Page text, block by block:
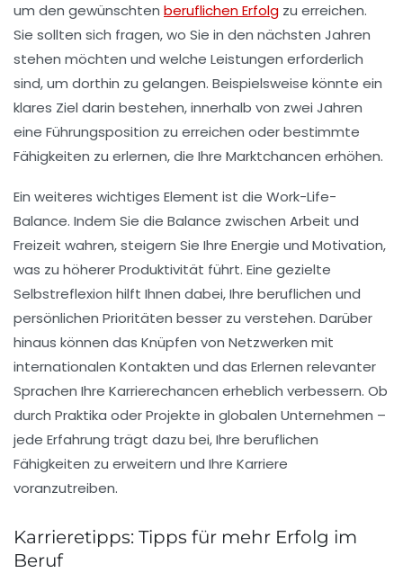
um den gewünschten beruflichen Erfolg zu erreichen.
Sie sollten sich fragen, wo Sie in den nächsten Jahren
stehen möchten und welche Leistungen erforderlich
sind, um dorthin zu gelangen. Beispielsweise könnte ein
klares Ziel darin bestehen, innerhalb von zwei Jahren
eine Führungsposition zu erreichen oder bestimmte
Fähigkeiten zu erlernen, die Ihre Marktchancen erhöhen.
Ein weiteres wichtiges Element ist die Work-Life-
Balance. Indem Sie die Balance zwischen Arbeit und
Freizeit wahren, steigern Sie Ihre Energie und Motivation,
was zu höherer Produktivität führt. Eine gezielte
Selbstreflexion hilft Ihnen dabei, Ihre beruflichen und
persönlichen Prioritäten besser zu verstehen. Darüber
hinaus können das Knüpfen von Netzwerken mit
internationalen Kontakten und das Erlernen relevanter
Sprachen Ihre Karrierechancen erheblich verbessern. Ob
durch Praktika oder Projekte in globalen Unternehmen –
jede Erfahrung trägt dazu bei, Ihre beruflichen
Fähigkeiten zu erweitern und Ihre Karriere
voranzutreiben.
Karrieretipps: Tipps für mehr Erfolg im
Beruf